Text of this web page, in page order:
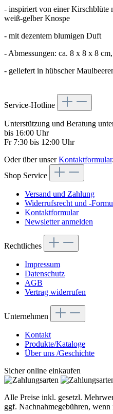
- inspiriert von einer Kirschblüte
weiß-gelber Knospe
- mit dezentem blumigen Duft
- Abmessungen: ca. 8 x 8 x 8
- geliefert in hübscher
Service-Hotline
Unterstützung und Beratung
bis 16:00 Uhr
Fr 7:30 bis 12:00 Uhr
Oder über unserKontaktformular.
Shop Service
Versand und Zahlung
Widerrufsrecht und -
Kontaktformular
Newsletter anmelden
Rechtliches
Impressum
Datenschutz
AGB
Vertrag widerrufen
Unternehmen
Kontakt
Produkte/Kataloge
Über uns /Geschichte
Sicher online einkaufen
Alle Preise inkl. gesetzl.
ggf. Nachnahmegebühren, wenn